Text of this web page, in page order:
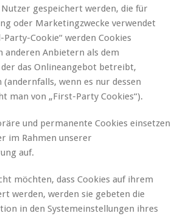
gespeichert werden, die für
oder Marketingzwecke verwendet
Cookie“ werden Cookies
anderen Anbietern als dem
das Onlineangebot betreibt,
wenn es nur dessen
man von „First-Party Cookies“).
und permanente Cookies einsetzen
im Rahmen unserer
auf.
möchten, dass Cookies auf ihrem
werden, werden sie gebeten die
in den Systemeinstellungen ihres